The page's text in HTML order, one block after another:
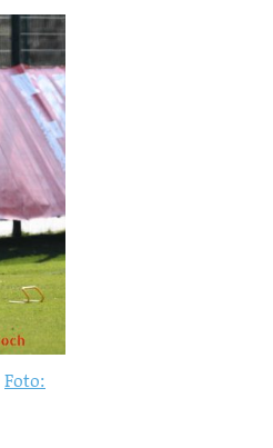
Foto: